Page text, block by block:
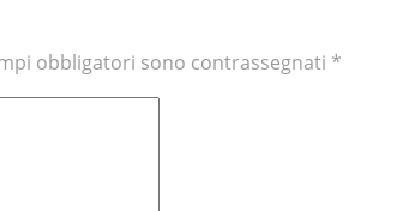
obbligatori sono contrassegnati *